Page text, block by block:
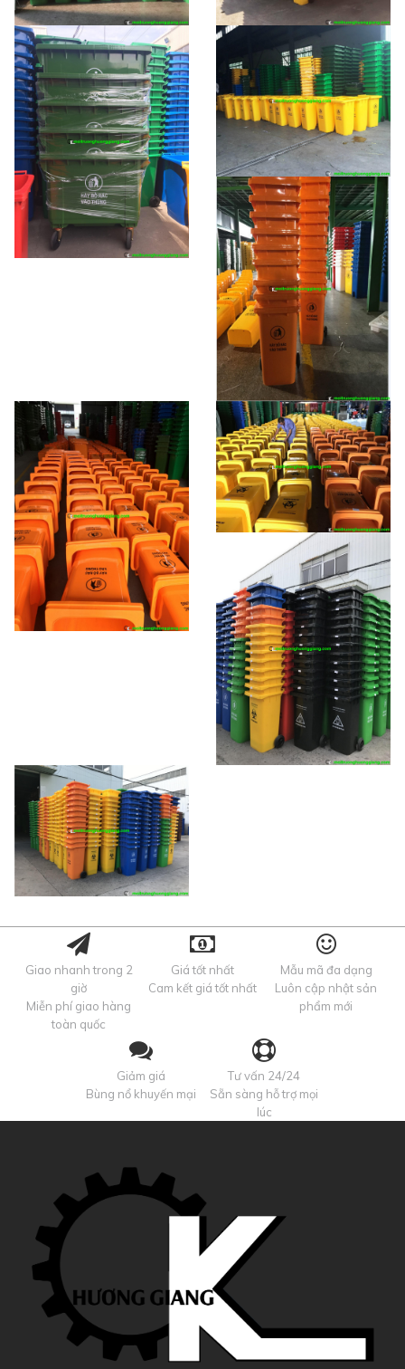
Giao nhanh trong 2
giờ
Miễn phí giao hàng
toàn quốc
Giá tốt nhất
Cam kết giá tốt nhất
Mẫu mã đa dạng
Luôn cập nhật sản
phẩm mới
Giảm giá
Bùng nổ khuyến mại
Tư vấn 24/24
Sẵn sàng hỗ trợ mọi
lúc